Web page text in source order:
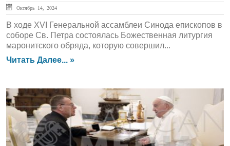
Октябрь 14, 2024
В ходе XVI Генеральной ассамблеи Синода епископов в
соборе Св. Петра состоялась Божественная литургия
маронитского обряда, которую совершил...
Читать Далее... »
ЛЕНТА НОВОСТЕЙ